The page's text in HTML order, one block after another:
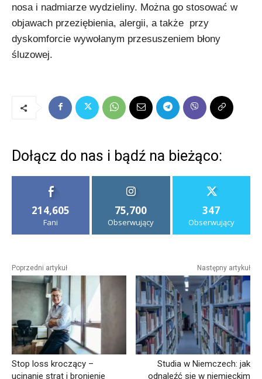
nosa i nadmiarze wydzieliny. Można go stosować w
objawach przeziębienia, alergii, a także przy
dyskomforcie wywołanym przesuszeniem błony
śluzowej.
Dołącz do nas i bądź na bieżąco:
214,605
Fani
75,700
Obserwujący
347
Obserwujący
Poprzedni artykuł
Stop loss kroczący –
ucinanie strat i bronienie
Następny artykuł
Studia w Niemczech: jak
odnaleźć się w niemieckim